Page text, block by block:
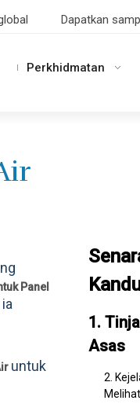
Dapatkan
Perkhidmatan
Panel
untuk
1.
Asas
2.
Melihat